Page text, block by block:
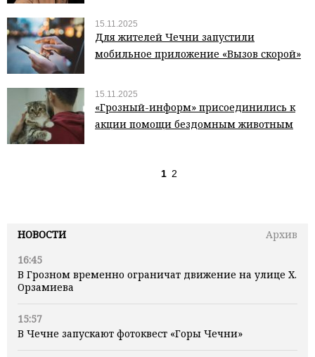
НОВОСТИ
Архив
16:45
В Грозном временно ограничат движение на улице Х.
Орзамиева
15:57
В Чечне запускают фотоквест «Горы Чечни»
15.11.2025
Для жителей Чечни запустили
мобильное приложение «Вызов скорой»
15.11.2025
«Грозный-информ» присоединились к
акции помощи бездомным животным
1 2